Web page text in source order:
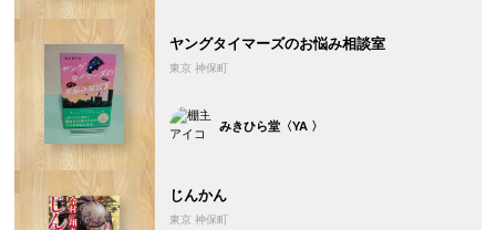
ヤングタイマーズのお悩み相談室
東京 神保町
みきひら堂〈YA 〉
じんかん
東京 神保町